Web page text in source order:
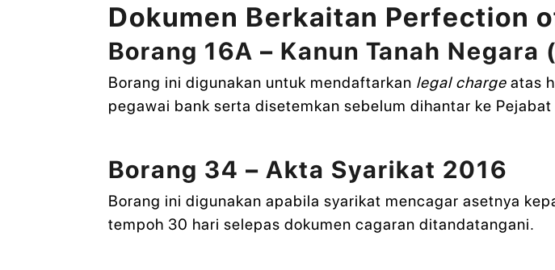
Dokumen Berkaitan Perfection
Borang 16A – Kanun Tanah Negara
Borang ini digunakan untuk mendaftarkan legal charge atas
pegawai bank serta disetemkan sebelum dihantar ke Pejabat
Borang 34 – Akta Syarikat 2016
Borang ini digunakan apabila syarikat mencagar asetnya
tempoh 30 hari selepas dokumen cagaran ditandatangani.